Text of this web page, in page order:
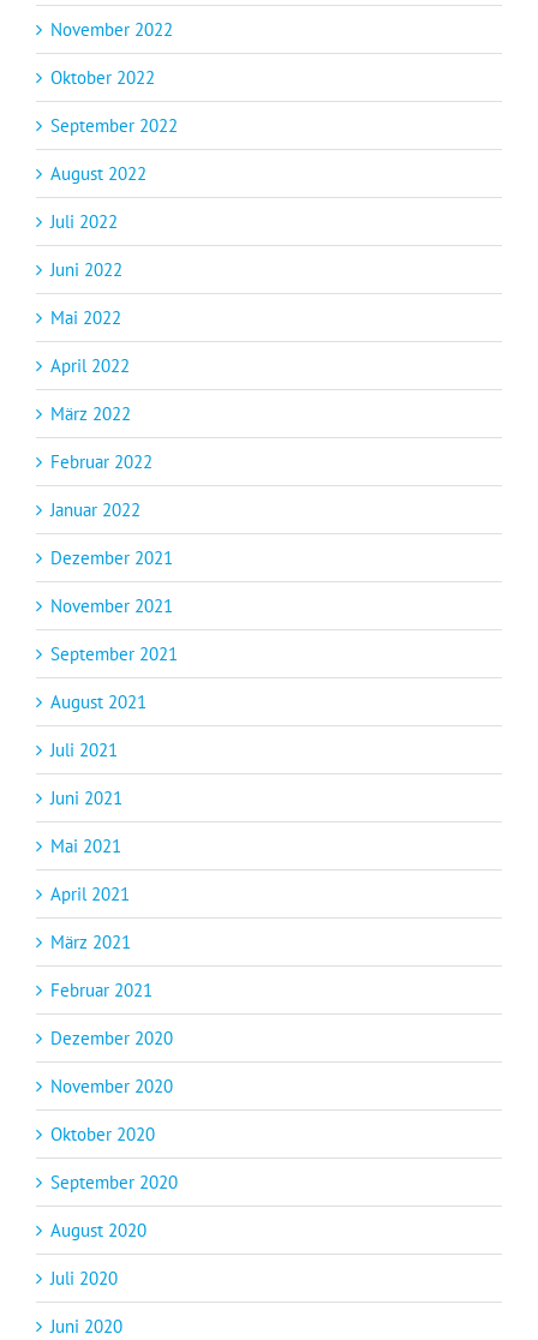
November 2022
Oktober 2022
September 2022
August 2022
Juli 2022
Juni 2022
Mai 2022
April 2022
März 2022
Februar 2022
Januar 2022
Dezember 2021
November 2021
September 2021
August 2021
Juli 2021
Juni 2021
Mai 2021
April 2021
März 2021
Februar 2021
Dezember 2020
November 2020
Oktober 2020
September 2020
August 2020
Juli 2020
Juni 2020